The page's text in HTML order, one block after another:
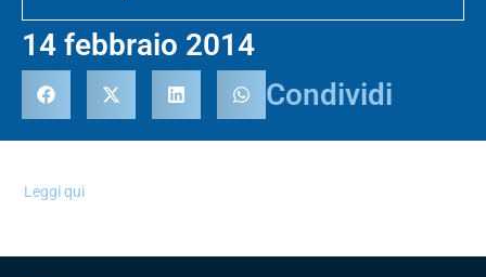
14 febbraio 2014
Condividi
Leggi qui